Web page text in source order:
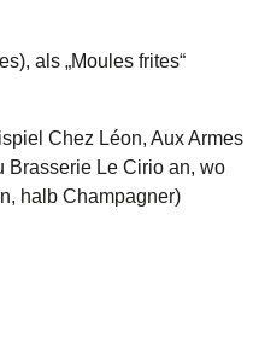
als „Moules frites“
Chez Léon, Aux Armes
Brasserie Le Cirio an, wo
halb Champagner)